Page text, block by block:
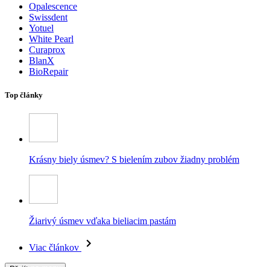
Opalescence
Swissdent
Yotuel
White Pearl
Curaprox
BlanX
BioRepair
Top články
Krásny biely úsmev? S bielením zubov žiadny problém
Žiarivý úsmev vďaka bieliacim pastám
Viac článkov